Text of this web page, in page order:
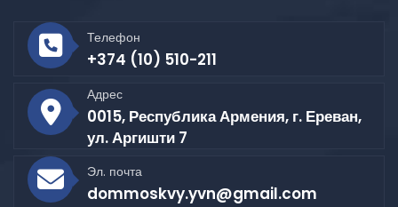
Телефон
+374 (10) 510-211
Адрес
0015, Республика Армения, г. Ереван,
ул. Аргишти 7
Эл. почта
dommoskvy.yvn@gmail.com